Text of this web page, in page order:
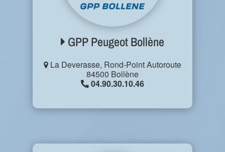
GPP Peugeot Bollène
La Deverasse, Rond-Point Autoroute
84500 Bollène
04.90.30.10.46